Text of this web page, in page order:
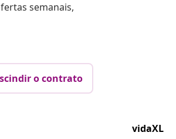
semanais,
o contrato
vidaXL